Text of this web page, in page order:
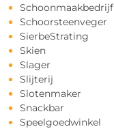
Schoonmaakbedrijf
Schoorsteenveger
SierbeStrating
Skien
Slager
Slijterij
Slotenmaker
Snackbar
Speelgoedwinkel